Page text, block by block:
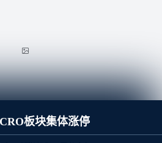

板块集体涨停